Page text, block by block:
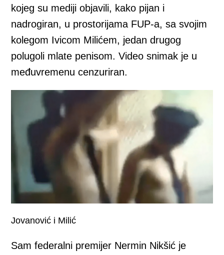
kojeg su mediji objavili, kako pijan i
nadrogiran, u prostorijama FUP-a, sa svojim
kolegom Ivicom Milićem, jedan drugog
polugoli mlate penisom. Video snimak je u
međuvremenu cenzuriran.
Jovanović i Milić
Sam federalni premijer Nermin Nikšić je